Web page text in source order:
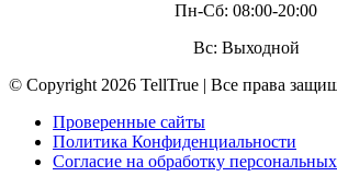
Пн-Сб: 08:00-20:00
Вс: Выходной
© Copyright 2026 TellTrue | Все права
Проверенные сайты
Политика Конфиденциальности
Согласие на обработку